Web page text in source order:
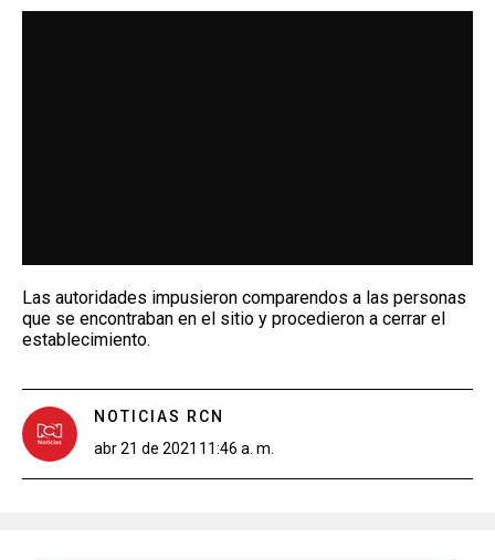
Las autoridades impusieron comparendos a las personas
que se encontraban en el sitio y procedieron a cerrar el
establecimiento.
NOTICIAS RCN
abr 21 de 2021 11:46 a. m.